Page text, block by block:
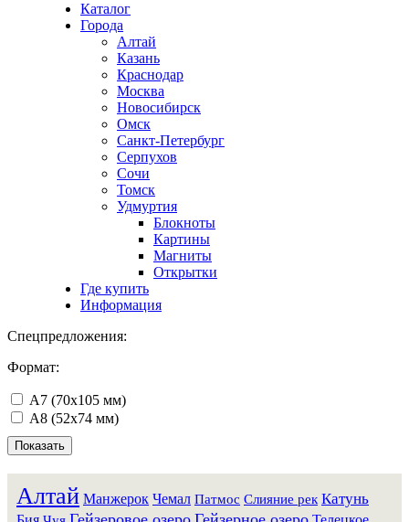
Каталог
Города
Алтай
Казань
Краснодар
Москва
Новосибирск
Омск
Санкт-Петербург
Серпухов
Сочи
Томск
Удмуртия
Блокноты
Картины
Магниты
Открытки
Где купить
Информация
Спецпредложения:
Формат:
А7 (70х105 мм)
А8 (52х74 мм)
Алтай Манжерок Чемал Патмос Слияние рек Катунь